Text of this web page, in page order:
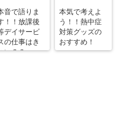
音で語りま
！！放課後
デイサービ
の仕事はき
い？？
本気で考えよ
う！！熱中症
対策グッズの
おすすめ！